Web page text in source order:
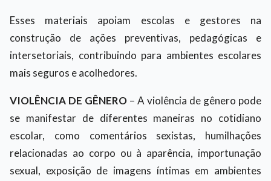
Esses materiais apoiam escolas e gestores na
construção de ações preventivas, pedagógicas e
intersetoriais, contribuindo para ambientes escolares
mais seguros e acolhedores.
VIOLÊNCIA DE GÊNERO – A violência de gênero pode
se manifestar de diferentes maneiras no cotidiano
escolar, como comentários sexistas, humilhações
relacionadas ao corpo ou à aparência, importunação
sexual, exposição de imagens íntimas em ambientes